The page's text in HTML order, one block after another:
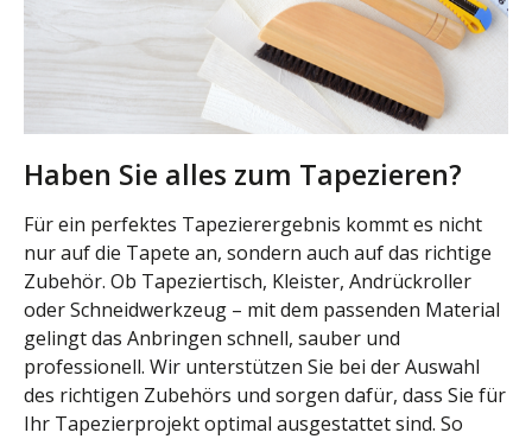
Haben Sie alles zum Tapezieren?
Für ein perfektes Tapezierergebnis kommt es nicht
nur auf die Tapete an, sondern auch auf das richtige
Zubehör. Ob Tapeziertisch, Kleister, Andrückroller
oder Schneidwerkzeug – mit dem passenden Material
gelingt das Anbringen schnell, sauber und
professionell. Wir unterstützen Sie bei der Auswahl
des richtigen Zubehörs und sorgen dafür, dass Sie für
Ihr Tapezierprojekt optimal ausgestattet sind. So